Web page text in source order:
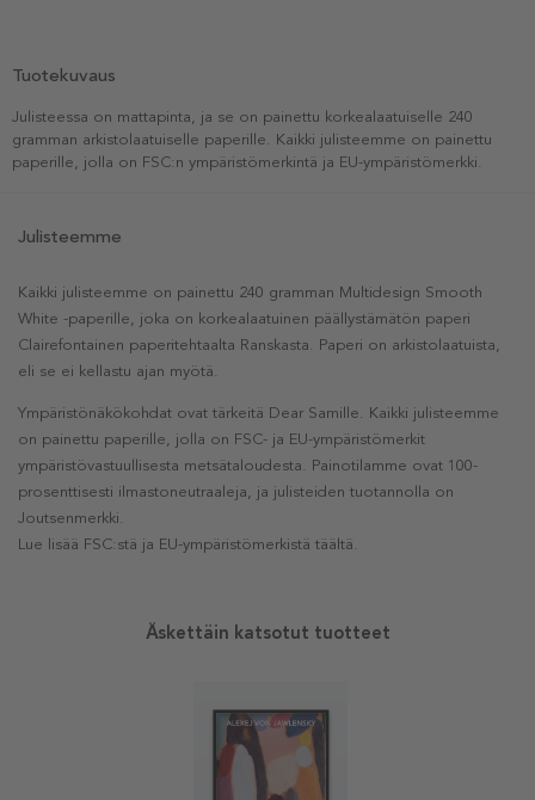
Tuotekuvaus
Julisteessa on mattapinta, ja se on painettu korkealaatuiselle 240
gramman arkistolaatuiselle paperille. Kaikki julisteemme on painettu
paperille, jolla on FSC:n ympäristömerkintä ja EU-ympäristömerkki.
Julisteemme
Kaikki julisteemme on painettu 240 gramman Multidesign Smooth
White -paperille, joka on korkealaatuinen päällystämätön paperi
Clairefontainen paperitehtaalta Ranskasta. Paperi on arkistolaatuista,
eli se ei kellastu ajan myötä.
Ympäristönäkökohdat ovat tärkeitä Dear Samille. Kaikki julisteemme
on painettu paperille, jolla on FSC- ja EU-ympäristömerkit
ympäristövastuullisesta metsätaloudesta. Painotilamme ovat 100-
prosenttisesti ilmastoneutraaleja, ja julisteiden tuotannolla on
Joutsenmerkki.
Lue lisää FSC:stä ja EU-ympäristömerkistä täältä.
Äskettäin katsotut tuotteet